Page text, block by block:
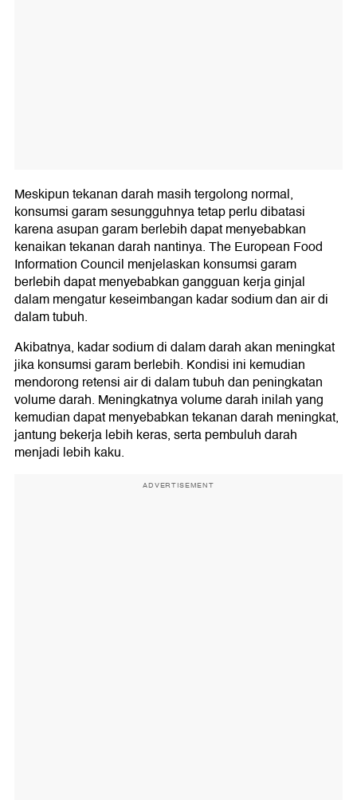
Meskipun tekanan darah masih tergolong normal,
konsumsi garam sesungguhnya tetap perlu dibatasi
karena asupan garam berlebih dapat menyebabkan
kenaikan tekanan darah nantinya. The European Food
Information Council menjelaskan konsumsi garam
berlebih dapat menyebabkan gangguan kerja ginjal
dalam mengatur keseimbangan kadar sodium dan air di
dalam tubuh.
Akibatnya, kadar sodium di dalam darah akan meningkat
jika konsumsi garam berlebih. Kondisi ini kemudian
mendorong retensi air di dalam tubuh dan peningkatan
volume darah. Meningkatnya volume darah inilah yang
kemudian dapat menyebabkan tekanan darah meningkat,
jantung bekerja lebih keras, serta pembuluh darah
menjadi lebih kaku.
ADVERTISEMENT